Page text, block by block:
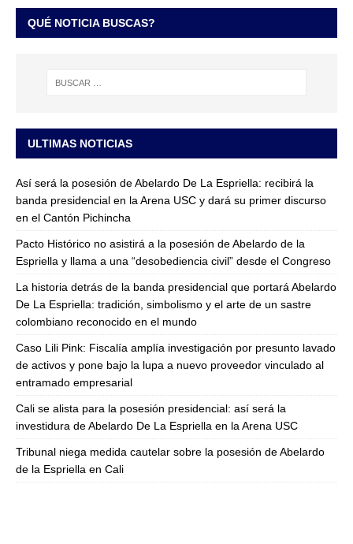
QUÉ NOTICIA BUSCAS?
ULTIMAS NOTICIAS
Así será la posesión de Abelardo De La Espriella: recibirá la
banda presidencial en la Arena USC y dará su primer discurso
en el Cantón Pichincha
Pacto Histórico no asistirá a la posesión de Abelardo de la
Espriella y llama a una “desobediencia civil” desde el Congreso
La historia detrás de la banda presidencial que portará Abelardo
De La Espriella: tradición, simbolismo y el arte de un sastre
colombiano reconocido en el mundo
Caso Lili Pink: Fiscalía amplía investigación por presunto lavado
de activos y pone bajo la lupa a nuevo proveedor vinculado al
entramado empresarial
Cali se alista para la posesión presidencial: así será la
investidura de Abelardo De La Espriella en la Arena USC
Tribunal niega medida cautelar sobre la posesión de Abelardo
de la Espriella en Cali